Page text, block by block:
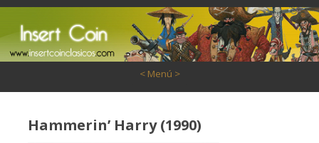
< Menú >
Hammerin’ Harry (1990)